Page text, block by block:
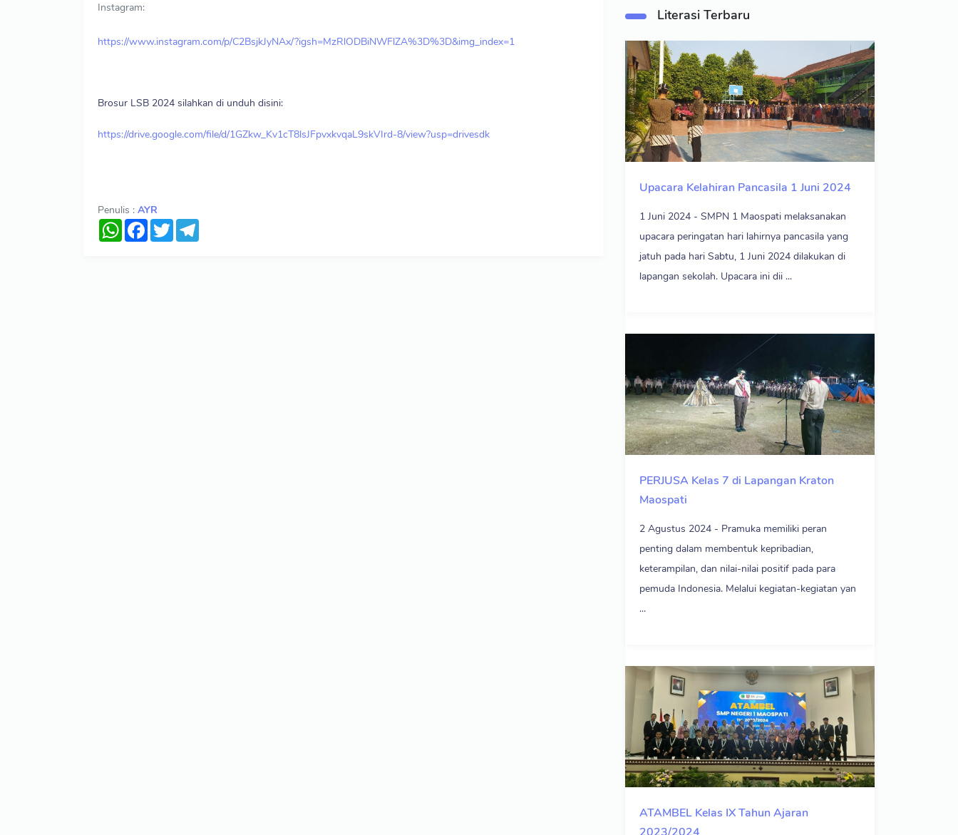
Instagram:
https://www.instagram.com/p/C2BsjkJyNAx/?igsh=MzRlODBiNWFlZA%3D%3D&img_index=1
Brosur LSB 2024 silahkan di unduh disini:
https://drive.google.com/file/d/1GZkw_Kv1cT8lsJFpvxkvqaL9skVIrd-8/view?usp=drivesdk
Penulis : AYR
WhatsAppFacebook
Twitter
Literasi Terbaru
Upacara Kelahiran Pancasila 1 Juni 2024
1 Juni 2024 - SMPN 1 Maospati melaksanakan
upacara peringatan hari lahirnya pancasila yang
jatuh pada hari Sabtu, 1 Juni 2024 dilakukan di
lapangan sekolah. Upacara ini dii ...
PERJUSA Kelas 7 di Lapangan Kraton
Maospati
2 Agustus 2024 - Pramuka memiliki peran
penting dalam membentuk kepribadian,
keterampilan, dan nilai-nilai positif pada para
pemuda Indonesia. Melalui kegiatan-kegiatan yan
...
ATAMBEL Kelas IX Tahun Ajaran